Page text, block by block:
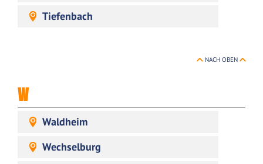
Tiefenbach
NACH OBEN
W
Waldheim
Wechselburg